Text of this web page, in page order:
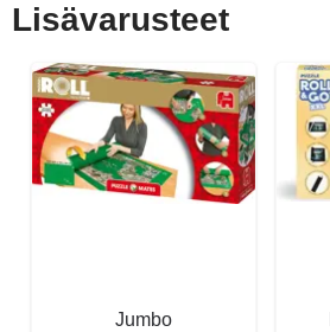
Lisävarusteet
Jumbo